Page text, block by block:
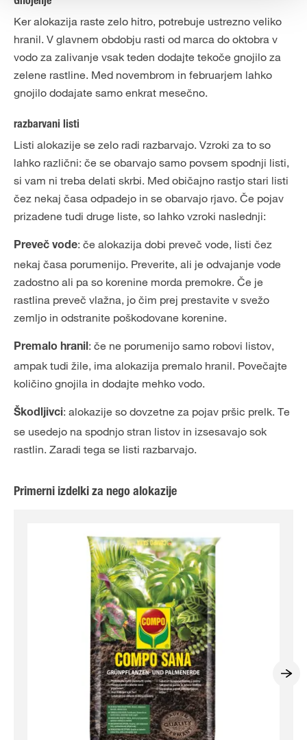
Ker alokazija raste zelo hitro, potrebuje ustrezno veliko
hranil. V glavnem obdobju rasti od marca do oktobra v
vodo za zalivanje vsak teden dodajte tekoče gnojilo za
zelene rastline. Med novembrom in februarjem lahko
gnojilo dodajate samo enkrat mesečno.
razbarvani listi
Listi alokazije se zelo radi razbarvajo. Vzroki za to so
lahko različni: če se obarvajo samo povsem spodnji listi,
si vam ni treba delati skrbi. Med običajno rastjo stari listi
čez nekaj časa odpadejo in se obarvajo rjavo. Če pojav
prizadene tudi druge liste, so lahko vzroki naslednji:
Preveč vode: če alokazija dobi preveč vode, listi čez
nekaj časa porumenijo. Preverite, ali je odvajanje vode
zadostno ali pa so korenine morda premokre. Če je
rastlina preveč vlažna, jo čim prej prestavite v svežo
zemljo in odstranite poškodovane korenine.
Premalo hranil: če ne porumenijo samo robovi listov,
ampak tudi žile, ima alokazija premalo hranil. Povečajte
količino gnojila in dodajte mehko vodo.
Škodljivci: alokazije so dovzetne za pojav pršic prelk. Te
se usedejo na spodnjo stran listov in izsesavajo sok
rastlin. Zaradi tega se listi razbarvajo.
Primerni izdelki za nego alokazije